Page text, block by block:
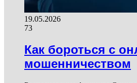
19.05.2026
73
Как бороться с
мошенничеством